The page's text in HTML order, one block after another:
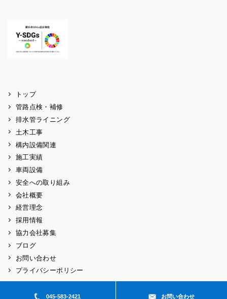
045-583-2421 お問い合わせ
トップ
管路点検・補修
排水管ライニング
土木工事
構内設備関連
施工実績
車両設備
安全への取り組み
会社概要
経営理念
採用情報
協力会社募集
ブログ
お問い合わせ
プライバシーポリシー